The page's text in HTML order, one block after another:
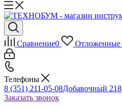
Сравнение0 Отложенные
Телефоны
8 (351) 211-05-08Добавочный 218
Заказать звонок